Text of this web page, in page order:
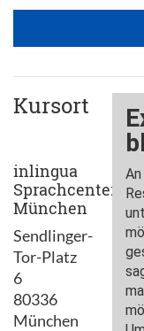
Kursort
inlingua
Sprachcenter
München
Sendlinger-
Tor-Platz
6
80336
München